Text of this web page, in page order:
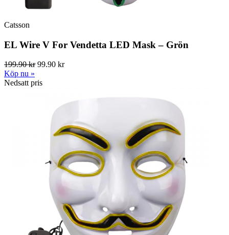
Catsson
EL Wire V For Vendetta LED Mask – Grön
199.90 kr99.90 kr
Köp nu »
Nedsatt pris